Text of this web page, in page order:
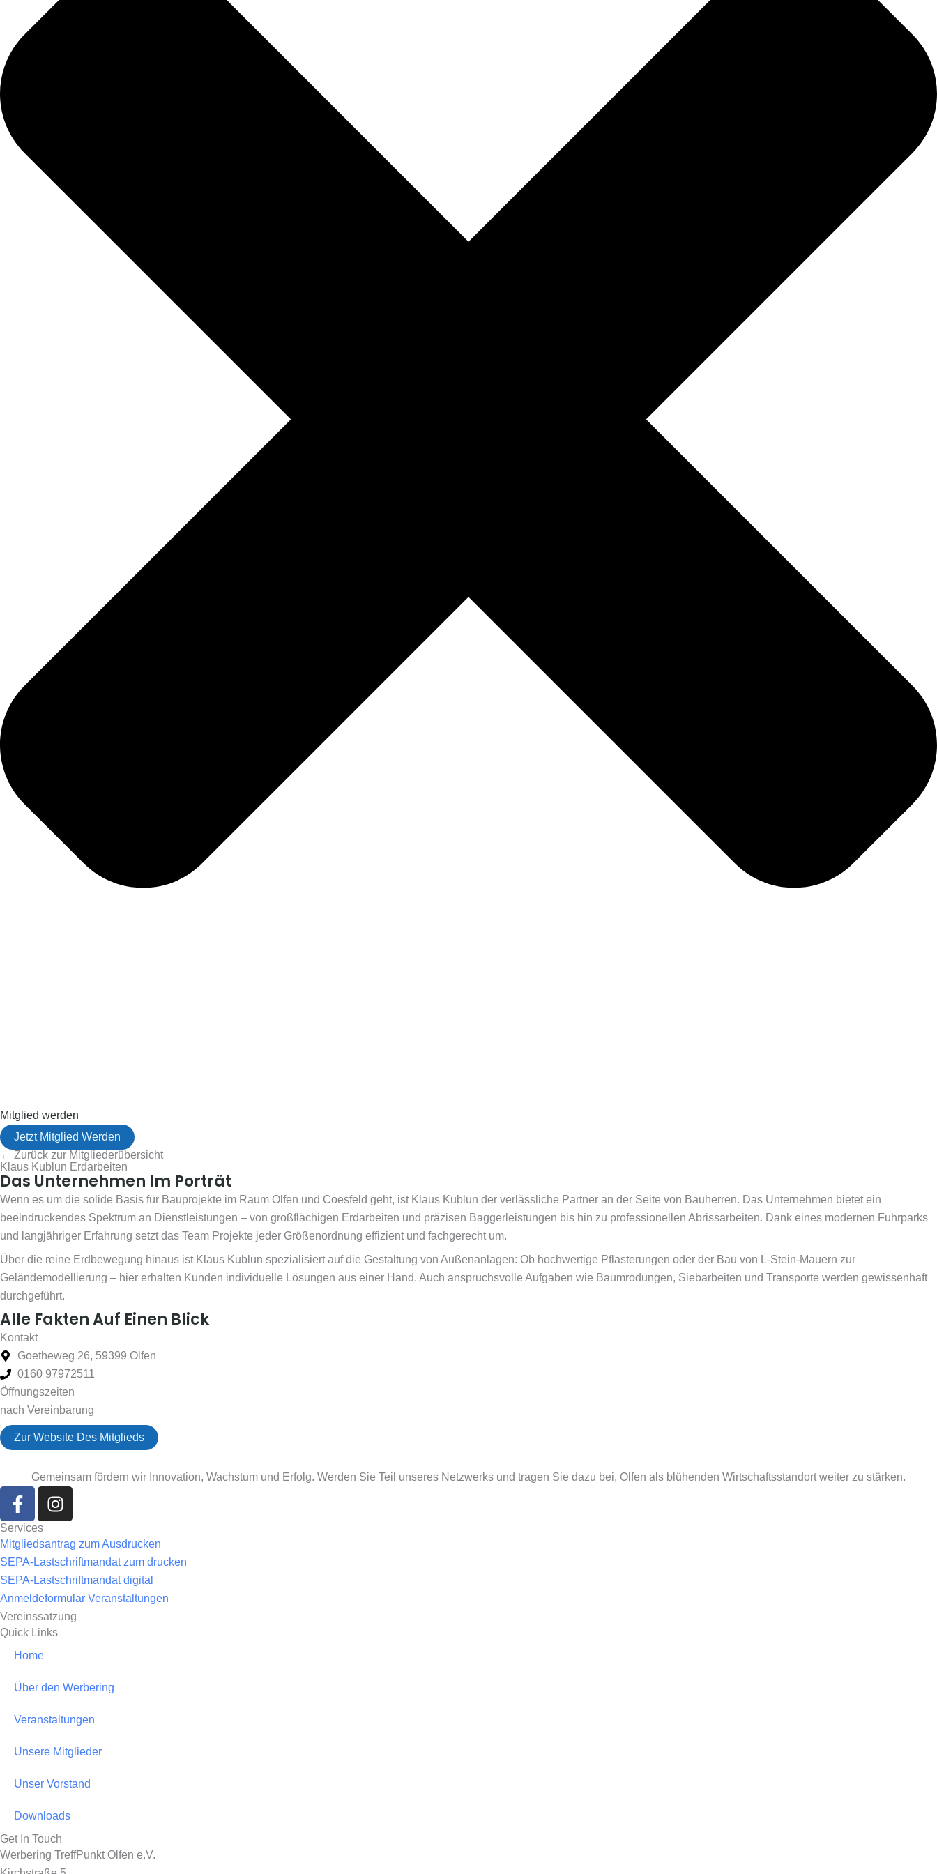
Mitglied werden
Jetzt Mitglied Werden
← Zurück zur Mitgliederübersicht
Klaus Kublun Erdarbeiten
Das Unternehmen Im Porträt
Wenn es um die solide Basis für Bauprojekte im Raum Olfen und Coesfeld geht, ist Klaus Kublun der verlässliche Partner an der Seite von Bauherren. Das Unternehmen bietet ein
beeindruckendes Spektrum an Dienstleistungen – von großflächigen Erdarbeiten und präzisen Baggerleistungen bis hin zu professionellen Abrissarbeiten. Dank eines modernen Fuhrparks
und langjähriger Erfahrung setzt das Team Projekte jeder Größenordnung effizient und fachgerecht um.
Über die reine Erdbewegung hinaus ist Klaus Kublun spezialisiert auf die Gestaltung von Außenanlagen: Ob hochwertige Pflasterungen oder der Bau von L-Stein-Mauern zur
Geländemodellierung – hier erhalten Kunden individuelle Lösungen aus einer Hand. Auch anspruchsvolle Aufgaben wie Baumrodungen, Siebarbeiten und Transporte werden gewissenhaft
durchgeführt.
Alle Fakten Auf Einen Blick
Kontakt
Goetheweg 26, 59399 Olfen
0160 97972511
Öffnungszeiten
nach Vereinbarung
Zur Website Des Mitglieds
Gemeinsam fördern wir Innovation, Wachstum und Erfolg. Werden Sie Teil unseres Netzwerks und tragen Sie dazu bei, Olfen als blühenden Wirtschaftsstandort weiter zu stärken.
F
a
c
e
b
o
o
k
-
f
I
n
t
a
g
r
a
m
Services
Mitgliedsantrag zum Ausdrucken
SEPA-Lastschriftmandat zum drucken
SEPA-Lastschriftmandat digital
Anmeldeformular Veranstaltungen
Vereinssatzung
Quick Links
Home
Über den Werbering
Veranstaltungen
Unsere Mitglieder
Unser Vorstand
Downloads
Get In Touch
Werbering TreffPunkt Olfen e.V.